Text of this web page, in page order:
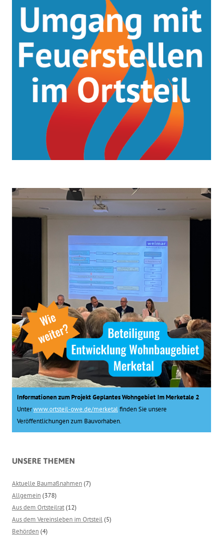
Informationen zum Projekt Geplantes Wohngebiet Im Merketale 2
Unterwww.ortsteil-owe.de/merketalfinden Sie unsere
Veröffentlichungen zum Bauvorhaben.
UNSERE THEMEN
Aktuelle Baumaßnahmen(7)
Allgemein(378)
Aus dem Ortsteilrat(12)
Aus dem Vereinsleben im Ortsteil(5)
Behörden(4)